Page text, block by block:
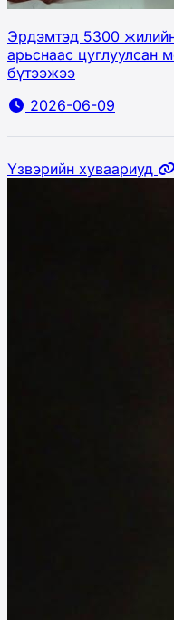
Эрдэмтэд 5300
арьснаас цуглуулсан
бүтээжээ
2026-06-09
Үзвэрийн хуваариуд